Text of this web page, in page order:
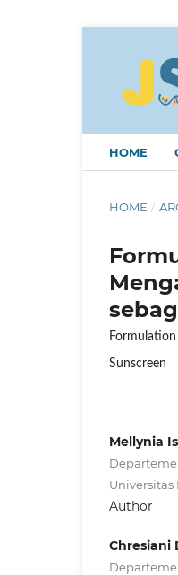
HOME
HOME /
Sunscreen
Mellynia
Universitas
Author
Chresiani